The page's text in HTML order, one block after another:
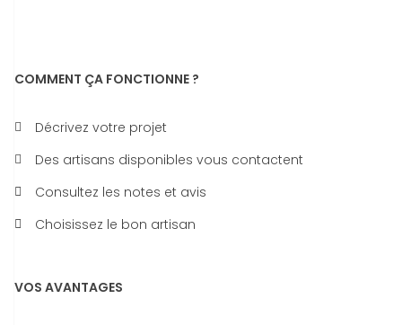
COMMENT ÇA FONCTIONNE ?
Décrivez votre projet
Des artisans disponibles vous contactent
Consultez les notes et avis
Choisissez le bon artisan
VOS AVANTAGES